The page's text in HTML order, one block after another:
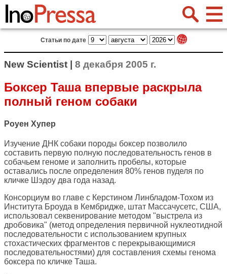
Статьи по дате
New Scientist | 8 декабря 2005 г.
Боксер Таша впервые раскрыла
полный геном собаки
Роуен Хупер
Изучение ДНК собаки породы боксер позволило
составить первую полную последовательность генов в
собачьем геноме и заполнить пробелы, которые
оставались после определения 80% генов пуделя по
кличке Шэдоу два года назад.
Консорциум во главе с Керстином Линбладом-Тохом из
Института Броуда в Кембридже, штат Массачусетс, США,
использовал секвенирование методом "выстрела из
дробовика" (метод определения первичной нуклеотидной
последовательности с использованием крупных
стохастических фрагментов с перекрывающимися
последовательностями) для составления схемы генома
боксера по кличке Таша.